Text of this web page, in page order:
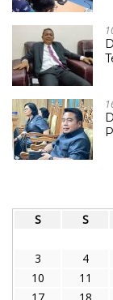
S
S
3
4
10
11